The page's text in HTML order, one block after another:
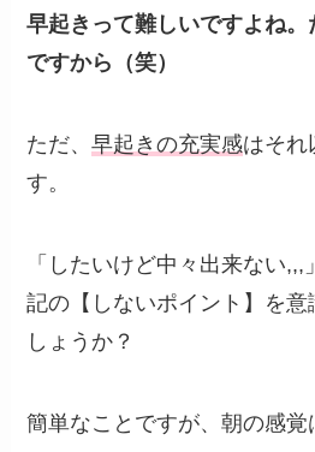
早起きって難しいですよね
ですから（笑）
ただ、早起きの充実感はそれ
す。
「したいけど中々出来ない
記の【しないポイント】を
しょうか？
簡単なことですが、朝の感覚